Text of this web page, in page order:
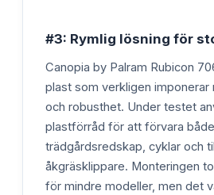
#3: Rymlig lösning för
Canopia by Palram Rubicon
plast som verkligen imponerar
och robusthet. Under testet
plastförråd för att förvara både
trädgårdsredskap, cyklar och
åkgräsklippare. Monteringen
för mindre modeller, men det